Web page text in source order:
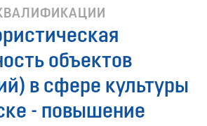
объектов
в сфере культуры
- повышение